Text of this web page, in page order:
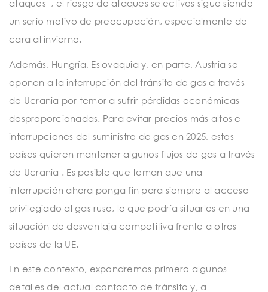
ataques , el riesgo de ataques selectivos sigue siendo
un serio motivo de preocupación, especialmente de
cara al invierno.
Además, Hungría, Eslovaquia y, en parte, Austria se
oponen a la interrupción del tránsito de gas a través
de Ucrania por temor a sufrir pérdidas económicas
desproporcionadas. Para evitar precios más altos e
interrupciones del suministro de gas en 2025, estos
países quieren mantener algunos flujos de gas a través
de Ucrania . Es posible que teman que una
interrupción ahora ponga fin para siempre al acceso
privilegiado al gas ruso, lo que podría situarles en una
situación de desventaja competitiva frente a otros
países de la UE.
En este contexto, expondremos primero algunos
detalles del actual contacto de tránsito y, a